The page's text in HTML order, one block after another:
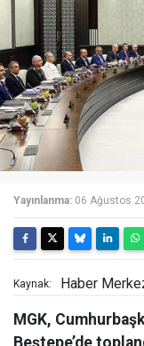
Yayınlanma: 06 Ağustos
Kaynak: Haber
MGK,
Beştepe’de